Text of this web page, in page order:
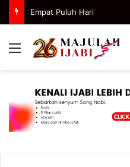
Empat Puluh Hari
Menu